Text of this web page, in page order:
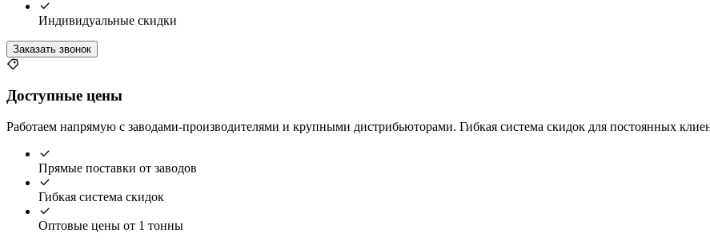
Индивидуальные скидки
Заказать звонок
Доступные цены
Работаем напрямую с заводами-производителями и крупными дистрибьюторами. Гибкая система скидок для постоянных
Прямые поставки от заводов
Гибкая система скидок
Оптовые цены от 1 тонны